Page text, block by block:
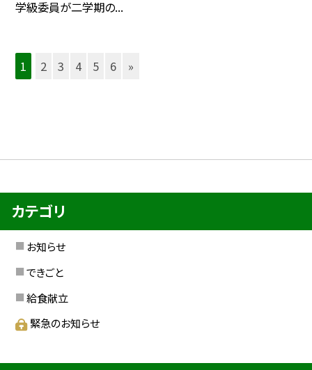
学級委員が二学期の...
1 2 3 4 5 6 »
カテゴリ
お知らせ
できごと
給食献立
緊急のお知らせ